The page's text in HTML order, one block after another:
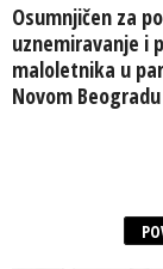
Osumnjičen za
uznemiravanje i
maloletnika u
Novom Beogradu